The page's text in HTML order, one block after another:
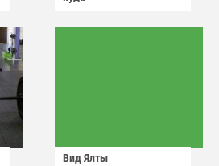
Вид Ялты